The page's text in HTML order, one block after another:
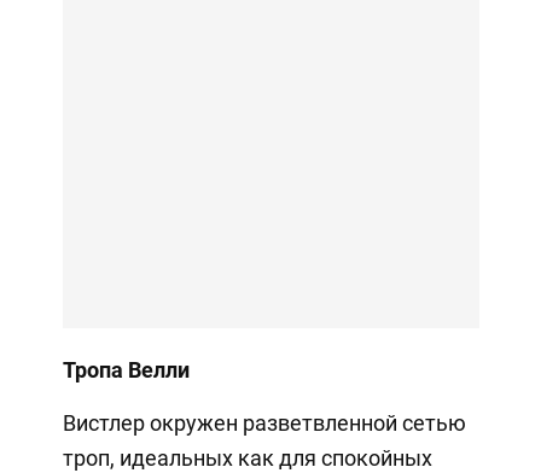
Тропа Велли
Вистлер окружен разветвленной сетью
троп, идеальных как для спокойных